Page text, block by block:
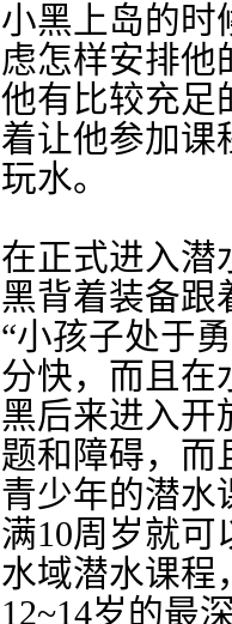
小黑上岛的时
虑怎样安排他
他有比较充足
着让他参加课
玩水。
在正式进入潜
黑背着装备跟
“小孩子处于
分快，而且在
黑后来进入开
题和障碍，而
青少年的潜水
满10周岁就
水域潜水课程
12~14岁的最